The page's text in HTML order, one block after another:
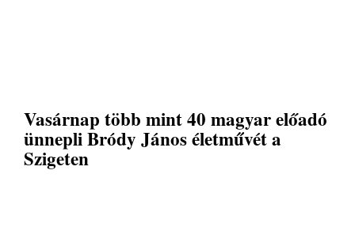
Vasárnap több mint 40 magyar előadó
ünnepli Bródy János életművét a
Szigeten